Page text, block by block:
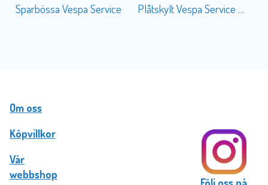
Sparbössa Vespa Service Plåtskylt Vespa Service 30×40
Om oss
Köpvillkor
Vår
webbshop